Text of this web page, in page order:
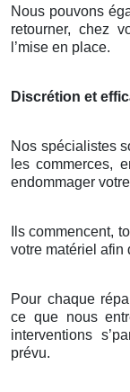
Nous pouvons
retourner, chez
l’mise en place.
Discrétion et
Nos spécialistes
les commerces,
endommager
Ils commencent,
votre matériel afin
Pour chaque
ce que nous
interventions
prévu.